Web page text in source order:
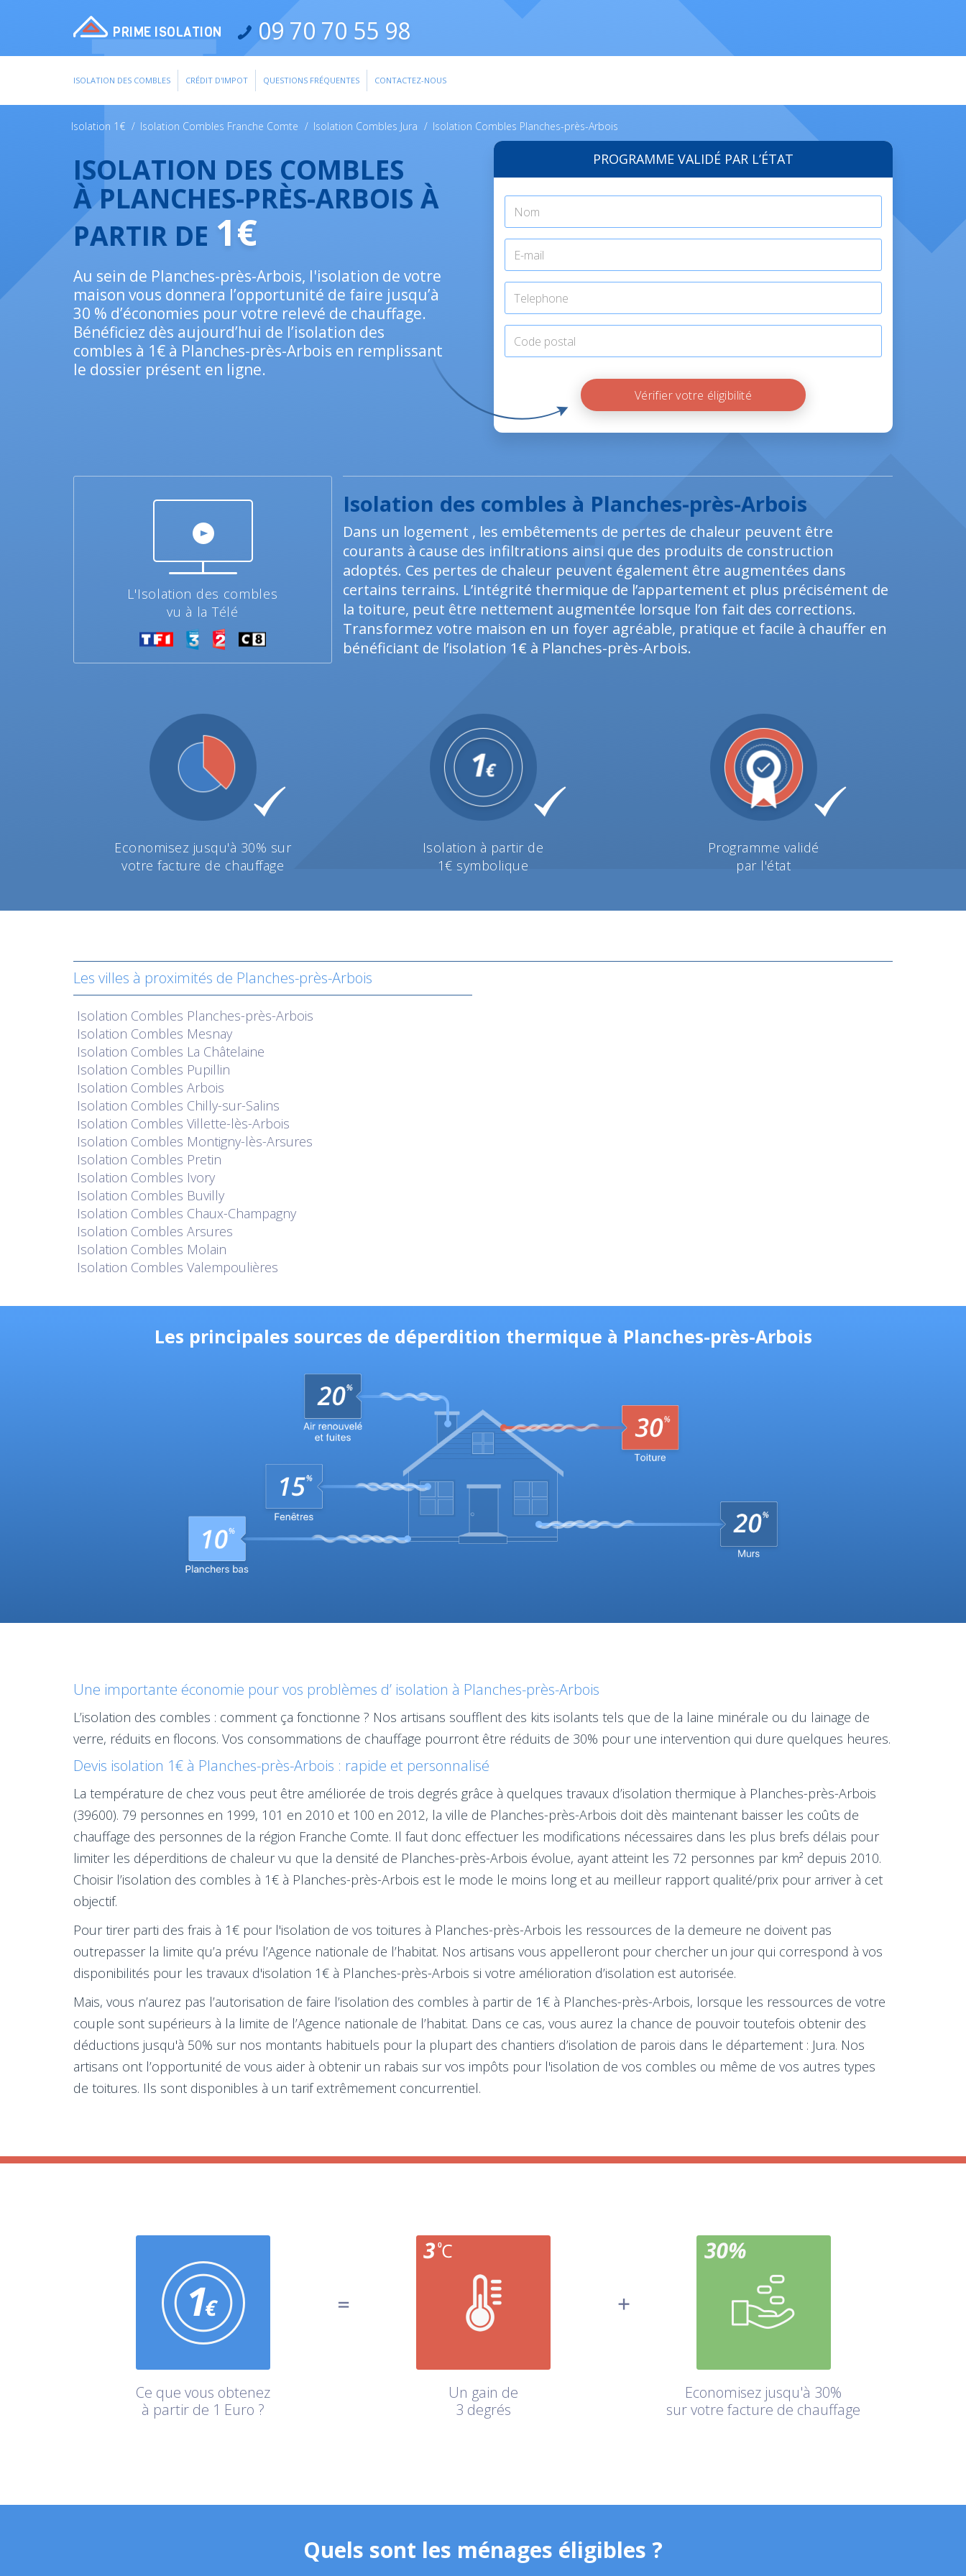
PRIME ISOLATION 09 70 70 55 98
ISOLATION DES COMBLES CRÉDIT D'IMPOT QUESTIONS FRÉQUENTES CONTACTEZ-NOUS
Isolation 1€ / Isolation Combles Franche Comte / Isolation Combles Jura / Isolation Combles Planches-près-Arbois
ISOLATION DES COMBLES
À PLANCHES-PRÈS-ARBOIS À
PARTIR DE 1€
Au sein de Planches-près-Arbois, l'isolation de votre
maison vous donnera l’opportunité de faire jusqu’à
30 % d’économies pour votre relevé de chauffage.
Bénéficiez dès aujourd’hui de l’isolation des
combles à 1€ à Planches-près-Arbois en remplissant
le dossier présent en ligne.
PROGRAMME VALIDÉ PAR L’ÉTAT
Vérifier votre éligibilité
L'Isolation des combles
vu à la Télé
Isolation des combles à Planches-près-Arbois
Dans un logement , les embêtements de pertes de chaleur peuvent être
courants à cause des infiltrations ainsi que des produits de construction
adoptés. Ces pertes de chaleur peuvent également être augmentées dans
certains terrains. L’intégrité thermique de l’appartement et plus précisément de
la toiture, peut être nettement augmentée lorsque l’on fait des corrections.
Transformez votre maison en un foyer agréable, pratique et facile à chauffer en
bénéficiant de l’isolation 1€ à Planches-près-Arbois.
Economisez jusqu'à 30% sur
votre facture de chauffage
Isolation à partir de
1€ symbolique
Programme validé
par l'état
Les villes à proximités de Planches-près-Arbois
Isolation Combles Planches-près-Arbois
Isolation Combles Mesnay
Isolation Combles La Châtelaine
Isolation Combles Pupillin
Isolation Combles Arbois
Isolation Combles Chilly-sur-Salins
Isolation Combles Villette-lès-Arbois
Isolation Combles Montigny-lès-Arsures
Isolation Combles Pretin
Isolation Combles Ivory
Isolation Combles Buvilly
Isolation Combles Chaux-Champagny
Isolation Combles Arsures
Isolation Combles Molain
Isolation Combles Valempoulières
Les principales sources de déperdition thermique à Planches-près-Arbois
Une importante économie pour vos problèmes d’ isolation à Planches-près-Arbois
L’isolation des combles : comment ça fonctionne ? Nos artisans soufflent des kits isolants tels que de la laine minérale ou du lainage de
verre, réduits en flocons. Vos consommations de chauffage pourront être réduits de 30% pour une intervention qui dure quelques heures.
Devis isolation 1€ à Planches-près-Arbois : rapide et personnalisé
La température de chez vous peut être améliorée de trois degrés grâce à quelques travaux d’isolation thermique à Planches-près-Arbois
(39600). 79 personnes en 1999, 101 en 2010 et 100 en 2012, la ville de Planches-près-Arbois doit dès maintenant baisser les coûts de
chauffage des personnes de la région Franche Comte. Il faut donc effectuer les modifications nécessaires dans les plus brefs délais pour
limiter les déperditions de chaleur vu que la densité de Planches-près-Arbois évolue, ayant atteint les 72 personnes par km² depuis 2010.
Choisir l’isolation des combles à 1€ à Planches-près-Arbois est le mode le moins long et au meilleur rapport qualité/prix pour arriver à cet
objectif.
Pour tirer parti des frais à 1€ pour l'isolation de vos toitures à Planches-près-Arbois les ressources de la demeure ne doivent pas
outrepasser la limite qu’a prévu l’Agence nationale de l’habitat. Nos artisans vous appelleront pour chercher un jour qui correspond à vos
disponibilités pour les travaux d'isolation 1€ à Planches-près-Arbois si votre amélioration d’isolation est autorisée.
Mais, vous n’aurez pas l’autorisation de faire l’isolation des combles à partir de 1€ à Planches-près-Arbois, lorsque les ressources de votre
couple sont supérieurs à la limite de l’Agence nationale de l’habitat. Dans ce cas, vous aurez la chance de pouvoir toutefois obtenir des
déductions jusqu'à 50% sur nos montants habituels pour la plupart des chantiers d’isolation de parois dans le département : Jura. Nos
artisans ont l’opportunité de vous aider à obtenir un rabais sur vos impôts pour l'isolation de vos combles ou même de vos autres types
de toitures. Ils sont disponibles à un tarif extrêmement concurrentiel.
Ce que vous obtenez
à partir de 1 Euro ?
Un gain de
3 degrés
Economisez jusqu'à 30%
sur votre facture de chauffage
Quels sont les ménages éligibles ?